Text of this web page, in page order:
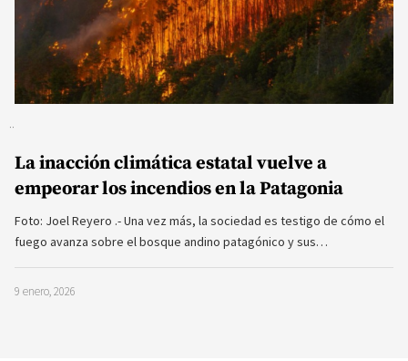
La inacción climática estatal vuelve a
empeorar los incendios en la Patagonia
Foto: Joel Reyero .- Una vez más, la sociedad es testigo de cómo el
fuego avanza sobre el bosque andino patagónico y sus…
9 enero, 2026